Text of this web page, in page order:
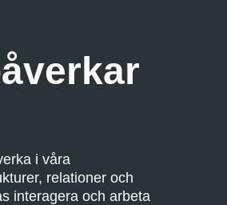
i våra
relationer och
interagera och arbeta